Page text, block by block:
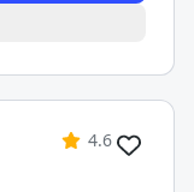
4.6